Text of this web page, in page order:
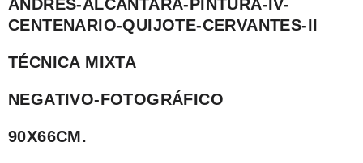
ANDRES-ALCANTARA-PINTURA-IV-
CENTENARIO-QUIJOTE-CERVANTES-II
TÉCNICA MIXTA
NEGATIVO-FOTOGRÁFICO
90X66CM.